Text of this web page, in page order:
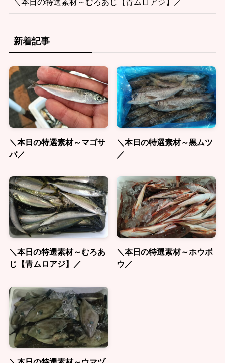
新着記事
＼本日の特選素材～マゴサ
バ／
＼本日の特選素材～黒ムツ
／
＼本日の特選素材～むろあ
じ【青ムロアジ】／
＼本日の特選素材～ホウボ
ウ／